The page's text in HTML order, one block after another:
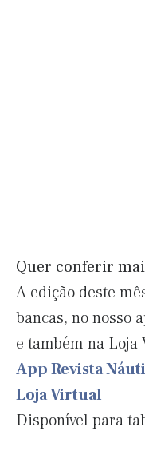
Quer conferir
A edição deste
bancas, no nosso
e também na
App Revista
Loja Virtual
Disponível para